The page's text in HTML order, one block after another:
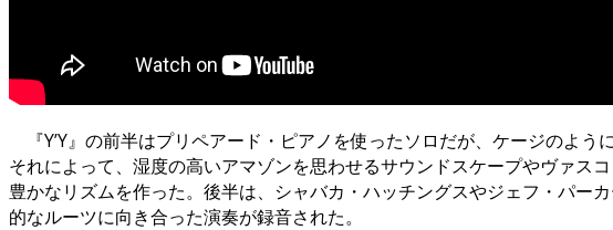
『Y’Y』の前半はプリペアード・ピアノを使ったソロだが、ケージのよ
それによって、湿度の高いアマゾンを思わせるサウンドスケープやヴァス
豊かなリズムを作った。後半は、シャバカ・ハッチングスやジェフ・パー
的なルーツに向き合った演奏が録音された。